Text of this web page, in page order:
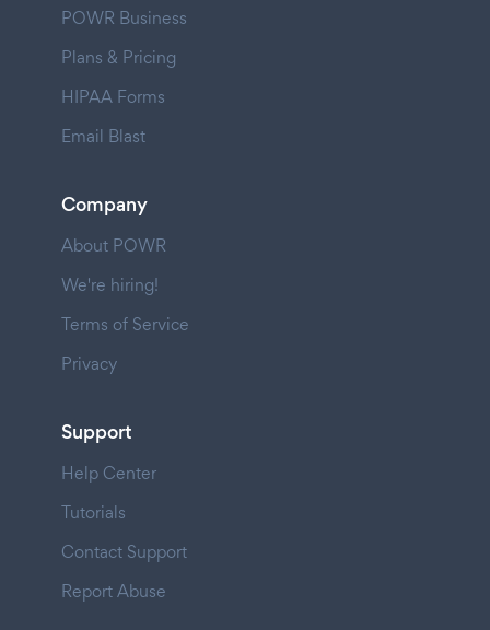
POWR Business
Plans & Pricing
HIPAA Forms
Email Blast
Company
About POWR
We're hiring!
Terms of Service
Privacy
Support
Help Center
Tutorials
Contact Support
Report Abuse